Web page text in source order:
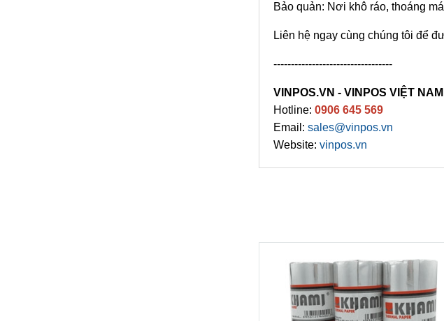
Bảo quản: Nơi khô ráo, thoáng
Liên hệ ngay cùng chúng tôi để
----------------------------------
VINPOS.VN - VINPOS VIỆT NAM
Hotline: 0906 645 569
Email: sales@vinpos.vn
Website: vinpos.vn